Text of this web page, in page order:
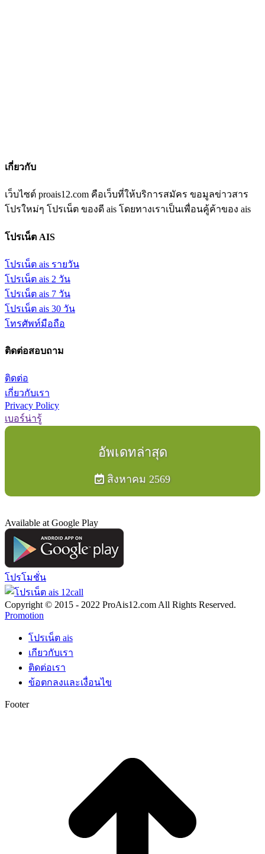
เกี่ยวกับ
เว็บไซต์ proais12.com คือเว็บที่ให้บริการสมัคร ขอมูลข่าวสาร
โปรใหม่ๆ โปรเน็ต ของดี ais โดยทางเราเป็นเพื่อนคู้ค้าของ ais
โปรเน็ต AIS
โปรเน็ต ais รายวัน
โปรเน็ต ais 2 วัน
โปรเน็ต ais 7 วัน
โปรเน็ต ais 30 วัน
โทรศัพท์มือถือ
ติดต่อสอบถาม
ติดต่อ
เกี่ยวกับเรา
Privacy Policy
เบอร์น่ารู้
อัพเดทล่าสุด
สิงหาคม 2569
Available at Google Play
โปรโมชั่น
Copyright © 2015 - 2022 ProAis12.com All Rights Reserved.
Promotion
โปรเน็ต ais
เกียวกับเรา
ติดต่อเรา
ข้อตกลงและเงื่อนไข
Footer